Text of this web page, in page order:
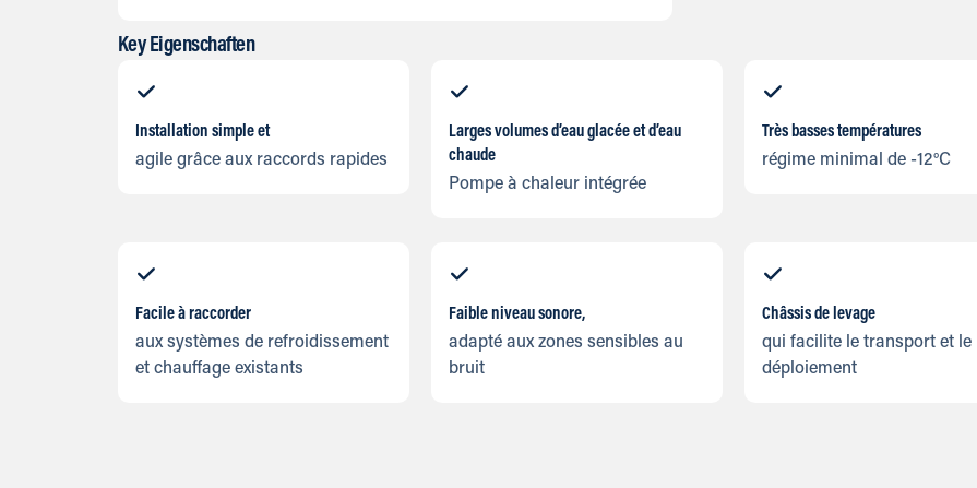
Key Eigenschaften
Installation simple et
agile grâce aux raccords rapides
Larges volumes d’eau glacée et d’eau
chaude
Pompe à chaleur intégrée
Très basses températures
régime minimal de -12°C
Facile à raccorder
aux systèmes de refroidissement
et chauffage existants
Faible niveau sonore,
adapté aux zones sensibles au
bruit
Châssis de levage
qui facilite le transport et le
déploiement